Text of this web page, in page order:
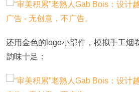
还用金色的logo小部件，模拟手工烟
韵味十足：